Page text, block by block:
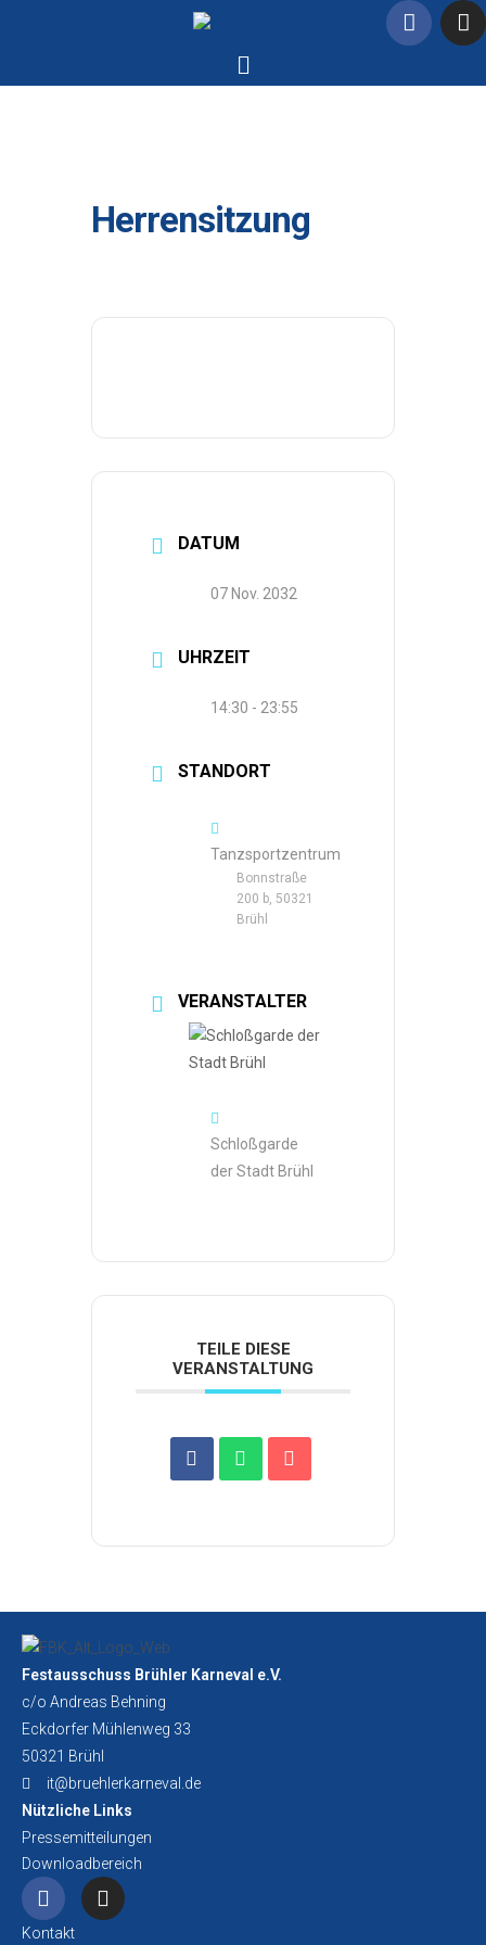
Herrensitzung
DATUM
07 Nov. 2032
UHRZEIT
14:30 - 23:55
STANDORT
Tanzsportzentrum
Bonnstraße
200 b, 50321
Brühl
VERANSTALTER
Schloßgarde
der Stadt Brühl
TEILE DIESE
VERANSTALTUNG
Festausschuss Brühler Karneval e.V.
c/o Andreas Behning
Eckdorfer Mühlenweg 33
50321 Brühl
it@bruehlerkarneval.de
Nützliche Links
Pressemitteilungen
Downloadbereich
Kontakt